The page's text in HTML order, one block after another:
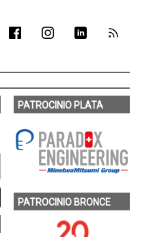
PATROCINIO PLATA
PATROCINIO BRONCE